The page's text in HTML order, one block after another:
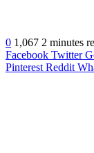
0 1,067 2 minutes
Facebook Twitter
Pinterest Reddit